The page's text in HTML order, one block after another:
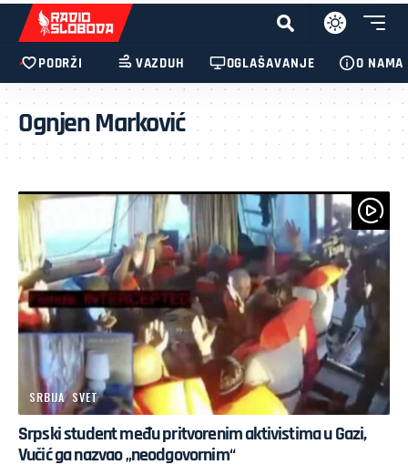
PODRŽI VAZDUH OGLAŠAVANJE O NAMA
Ognjen Marković
SRBIJA SVET
Srpski student među pritvorenim aktivistima u Gazi,
Vučić ga nazvao „neodgovornim“